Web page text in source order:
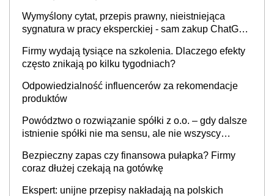
Wymyślony cytat, przepis prawny, nieistniejąca
sygnatura w pracy eksperckiej - sam zakup ChatGPT
Firmy wydają tysiące na szkolenia. Dlaczego efekty
często znikają po kilku tygodniach?
Odpowiedzialność influencerów za rekomendacje
produktów
Powództwo o rozwiązanie spółki z o.o. – gdy dalsze
istnienie spółki nie ma sensu, ale nie wszyscy
Bezpieczny zapas czy finansowa pułapka? Firmy
coraz dłużej czekają na gotówkę
Ekspert: unijne przepisy nakładają na polskich